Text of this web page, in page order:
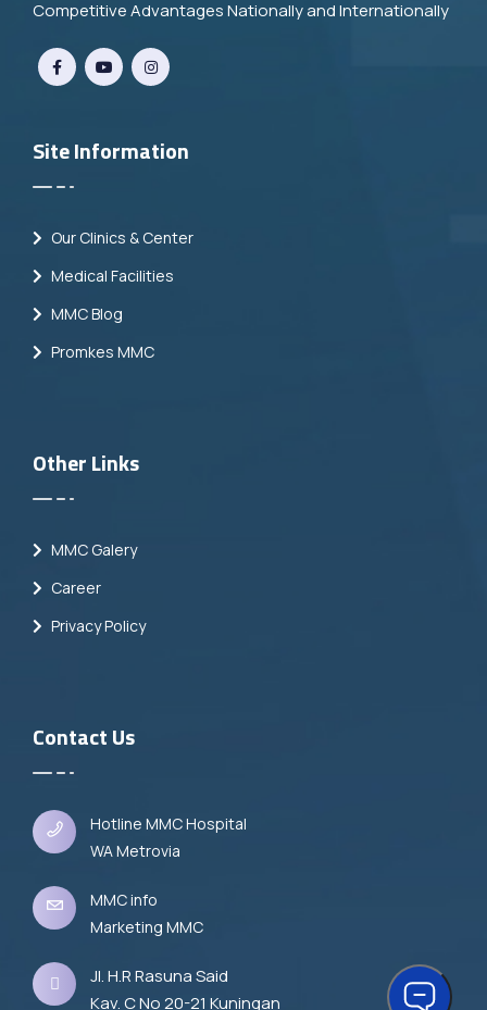
Competitive Advantages Nationally and Internationally
Site Information
Our Clinics & Center
Medical Facilities
MMC Blog
Promkes MMC
Other Links
MMC Galery
Career
Privacy Policy
Contact Us
Hotline MMC Hospital
WA Metrovia
MMC info
Marketing MMC
Jl. H.R Rasuna Said
Kav. C No 20-21 Kuningan